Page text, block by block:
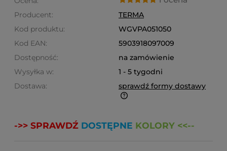
Producent:
TERMA
Kod produktu:
WGVPA051050
Kod EAN:
5903918097009
Dostępność:
na zamówienie
Wysyłka w:
1 - 5 tygodni
Dostawa:
sprawdź formy dostawy
produktów które się w nim znajdują.
->> SPRAWDŹ DOSTĘPNE KOLORY <<--